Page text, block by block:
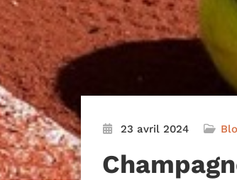
23 avril 2024